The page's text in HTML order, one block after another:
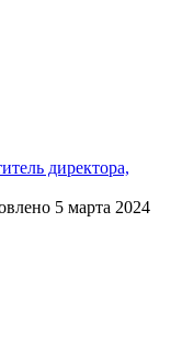
директора,
5 марта 2024